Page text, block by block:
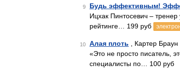
9 Будь эффективным!
Ицхак Пинтосевич –
рейтинге… 199 руб
10 Алая плоть , Картер
«Это не просто писатель,
специалисты по… 100 руб